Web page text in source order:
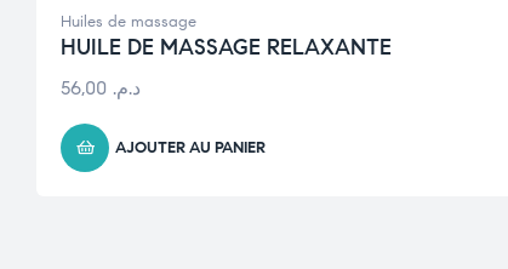
Huiles de massage
HUILE DE MASSAGE RELAXANTE
د.م.
AJOUTER AU PANIER